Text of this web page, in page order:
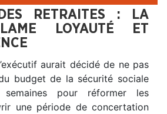
RETRAITES : LA
LOYAUTÉ ET
aurait décidé de ne pas
budget de la sécurité sociale
semaines pour réformer les
une période de concertation